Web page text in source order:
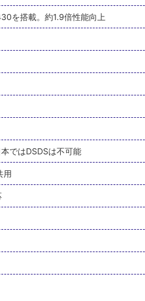
を搭載。約1.9倍性能向上
ではDSDSは不可能
用